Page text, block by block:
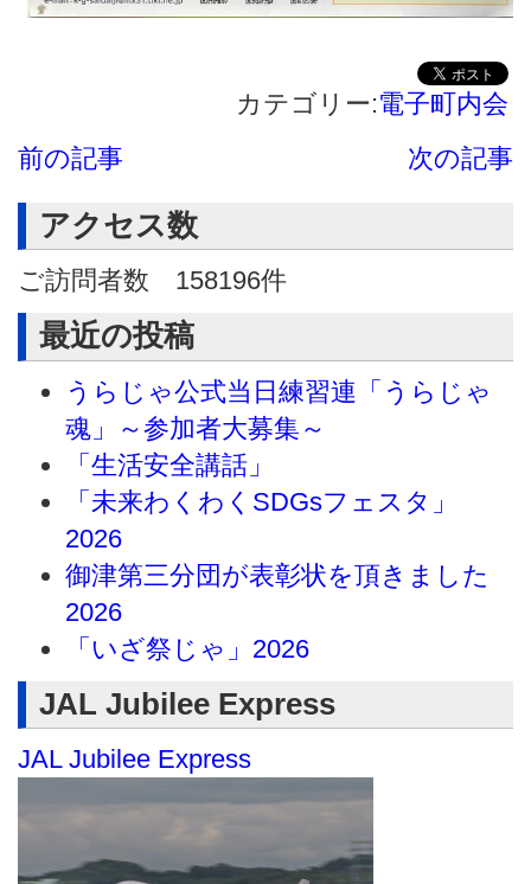
カテゴリー:電子町内会
前の記事
次の記事
アクセス数
ご訪問者数 158196件
最近の投稿
うらじゃ公式当日練習連「うらじゃ
魂」～参加者大募集～
「生活安全講話」
「未来わくわくSDGsフェスタ」
2026
御津第三分団が表彰状を頂きました
2026
「いざ祭じゃ」2026
JAL Jubilee Express
JAL Jubilee Express